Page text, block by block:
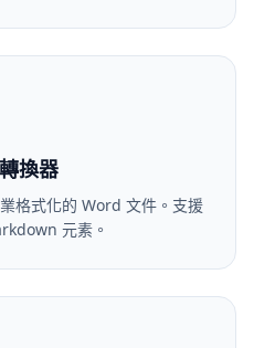
換器
格式化的 Word 文件。支援
元素。